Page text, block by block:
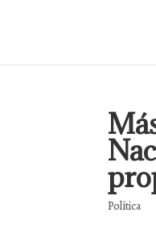
Política